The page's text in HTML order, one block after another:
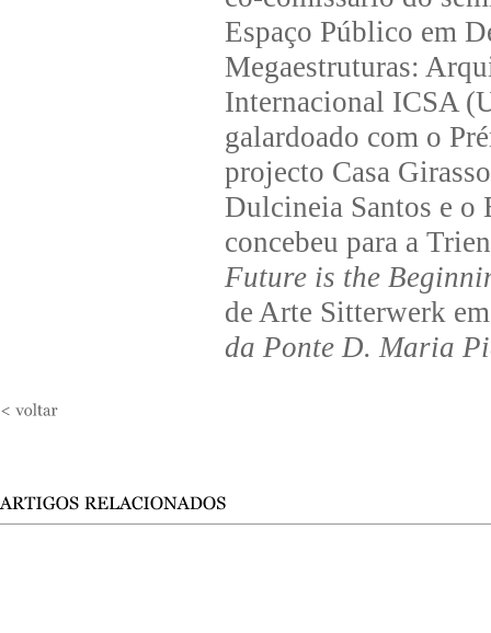
Espaço Público em
Megaestruturas:
Internacional ICSA
galardoado com o
projecto Casa
Dulcineia Santos e o
concebeu para a
Future is the
de Arte Sitterwerk
da Ponte D. Maria